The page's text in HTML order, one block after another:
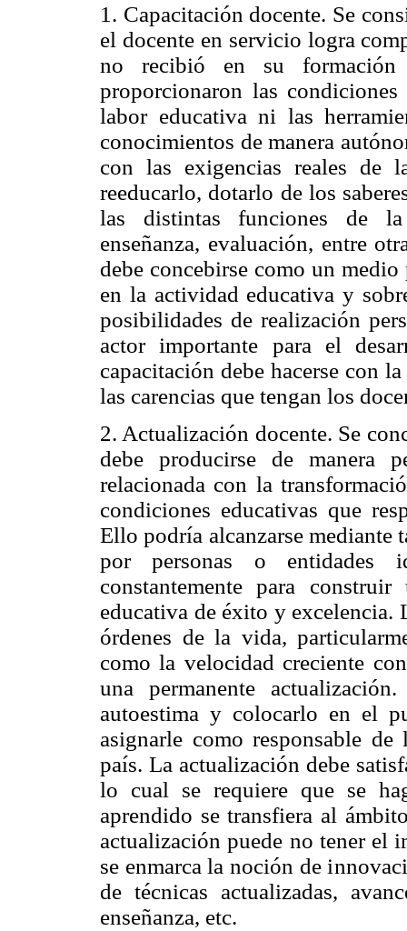
1. Capacitación docente. Se
el docente en servicio logra
no recibió en su
proporcionaron las condiciones
labor educativa ni las
conocimientos de manera
con las exigencias reales de
reeducarlo, dotarlo de los
las distintas funciones de la
enseñanza, evaluación, entre
debe concebirse como un
en la actividad educativa y
posibilidades de realización
actor importante para el
capacitación debe hacerse con
las carencias que tengan los
2. Actualización docente. Se
debe producirse de manera
relacionada con la
condiciones educativas que
Ello podría alcanzarse mediante
por personas o entidades
constantemente para
educativa de éxito y excelencia.
órdenes de la vida,
como la velocidad creciente
una permanente
autoestima y colocarlo en el
asignarle como responsable
país. La actualización debe
lo cual se requiere que se
aprendido se transfiera al
actualización puede no tener el
se enmarca la noción de
de técnicas actualizadas,
enseñanza, etc.